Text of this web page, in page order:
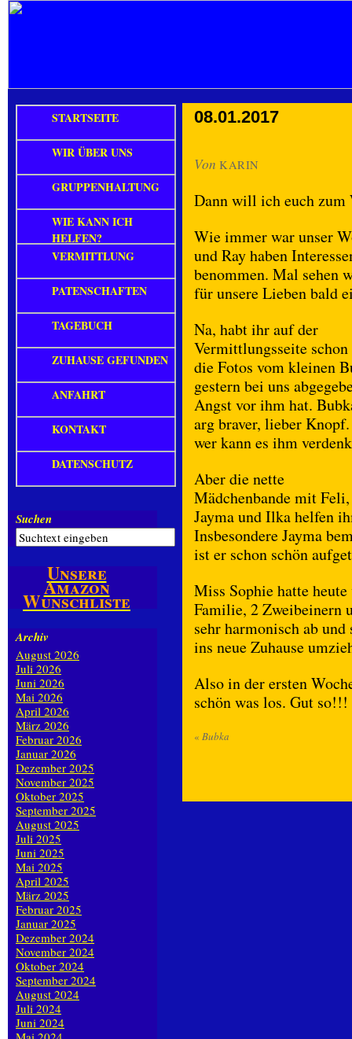
08.01.2017
Von KARIN
Dann will ich euch zum
Wie immer war unser
und Ray haben
benommen. Mal sehen
für unsere Lieben bald
Na, habt ihr auf der
Vermittlungsseite schon
die Fotos vom kleinen
gestern bei uns
Angst vor ihm hat.
arg braver, lieber
wer kann es ihm
Aber die nette
Mädchenbande mit Feli,
Jayma und Ilka helfen
Insbesondere Jayma
ist er schon schön
Miss Sophie hatte
Familie, 2 Zweibeinern
sehr harmonisch ab und
ins neue Zuhause
Also in der ersten
schön was los. Gut so!!!
« Bubka
STARTSEITE
WIR ÜBER UNS
GRUPPENHALTUNG
WIE KANN ICH
HELFEN?
VERMITTLUNG
PATENSCHAFTEN
TAGEBUCH
ZUHAUSE GEFUNDEN
ANFAHRT
KONTAKT
DATENSCHUTZ
Suchen
Unsere
Amazon
Wunschliste
Archiv
August 2026
Juli 2026
Juni 2026
Mai 2026
April 2026
März 2026
Februar 2026
Januar 2026
Dezember 2025
November 2025
Oktober 2025
September 2025
August 2025
Juli 2025
Juni 2025
Mai 2025
April 2025
März 2025
Februar 2025
Januar 2025
Dezember 2024
November 2024
Oktober 2024
September 2024
August 2024
Juli 2024
Juni 2024